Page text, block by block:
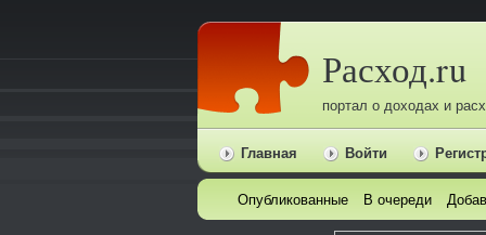
Расход.ru
портал о доходах и
Главная Войти
Опубликованные В очереди